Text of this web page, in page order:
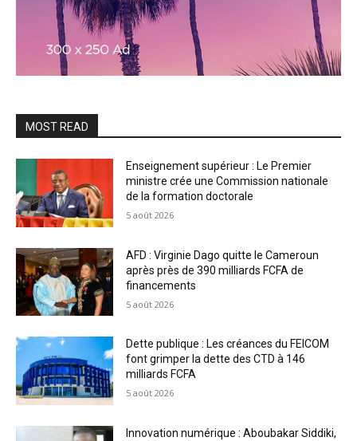
MOST READ
Enseignement supérieur : Le Premier
ministre crée une Commission nationale
de la formation doctorale
5 août 2026
AFD : Virginie Dago quitte le Cameroun
après près de 390 milliards FCFA de
financements
5 août 2026
Dette publique : Les créances du FEICOM
font grimper la dette des CTD à 146
milliards FCFA
5 août 2026
Innovation numérique : Aboubakar Siddiki,